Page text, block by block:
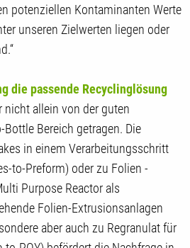
potenziellen Kontaminanten Werte
unseren Zielwerten liegen oder
die passende Recyclinglösung
nicht allein von der guten
Bereich getragen. Die
in einem Verarbeitungsschritt
to-Preform) oder zu Folien -
Purpose Reactor als
Folien-Extrusionsanlagen
aber auch zu Regranulat für